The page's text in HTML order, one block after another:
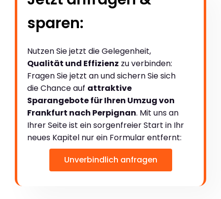
sparen:
Nutzen Sie jetzt die Gelegenheit,
Qualität und Effizienz zu verbinden:
Fragen Sie jetzt an und sichern Sie sich
die Chance auf attraktive
Sparangebote für Ihren Umzug von
Frankfurt nach Perpignan. Mit uns an
Ihrer Seite ist ein sorgenfreier Start in Ihr
neues Kapitel nur ein Formular entfernt:
Unverbindlich anfragen